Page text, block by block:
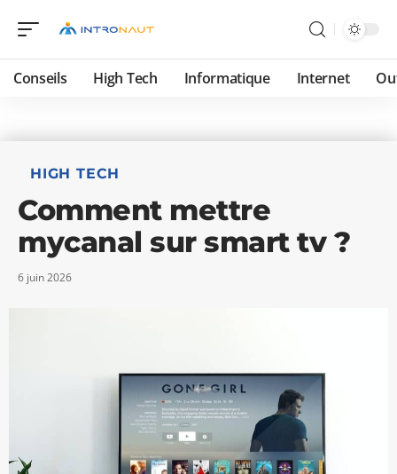
Conseils High Tech Informatique Internet
HIGH TECH
Comment mettre
mycanal sur smart tv ?
6 juin 2026